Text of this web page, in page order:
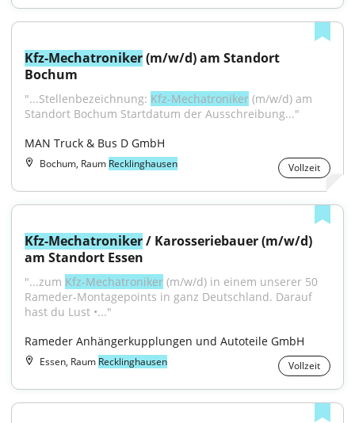
Kfz-Mechatroniker (m/w/d) am Standort
Bochum
"...Stellenbezeichnung: Kfz-Mechatroniker (m/w/d) am
Standort Bochum Startdatum der Ausschreibung..."
MAN Truck & Bus D GmbH
Bochum, Raum Recklinghausen Vollzeit
Kfz-Mechatroniker / Karosseriebauer (m/w/d)
am Standort Essen
"...zum Kfz-Mechatroniker (m/w/d) in einem unserer 50
Rameder-Montagepoints in ganz Deutschland. Darauf
hast du Lust •..."
Rameder Anhängerkupplungen und Autoteile GmbH
Essen, Raum Recklinghausen Vollzeit